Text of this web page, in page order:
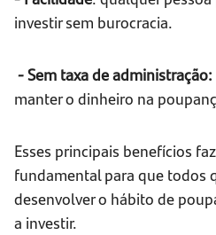
investir sem burocracia.
- Sem taxa de administração:
manter o dinheiro na
Esses principais benefícios
fundamental para que todos
desenvolver o hábito de
a investir.